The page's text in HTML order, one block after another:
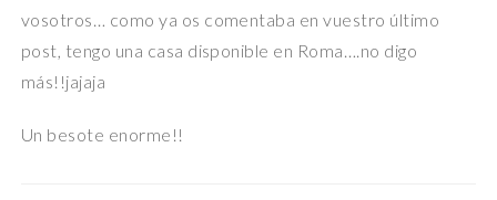
vosotros… como ya os comentaba en vuestro último
post, tengo una casa disponible en Roma….no digo
más!!jajaja
Un besote enorme!!